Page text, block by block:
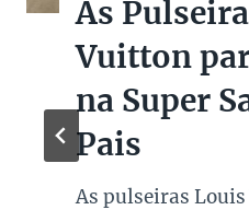
As
Vuitton
na Super
Pais
As pulseiras